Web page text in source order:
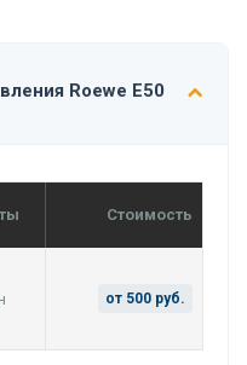
Roewe E50
Стоимость
от 500 руб.